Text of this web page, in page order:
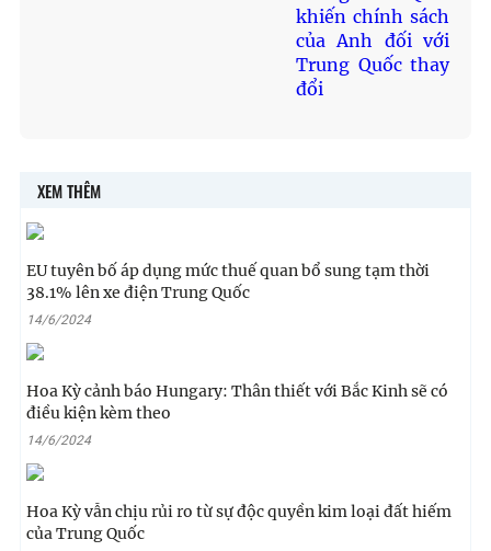
XEM THÊM
EU tuyên bố áp dụng mức thuế quan bổ sung tạm thời
38.1% lên xe điện Trung Quốc
14/6/2024
Hoa Kỳ cảnh báo Hungary: Thân thiết với Bắc Kinh sẽ có
điều kiện kèm theo
14/6/2024
Hoa Kỳ vẫn chịu rủi ro từ sự độc quyền kim loại đất hiếm
của Trung Quốc